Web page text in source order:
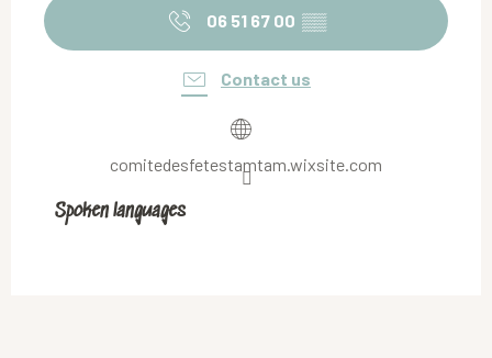
06 51 67 00 ▒▒
Contact us
comitedesfetestamtam.wixsite.com
Spoken languages
Spoken languages